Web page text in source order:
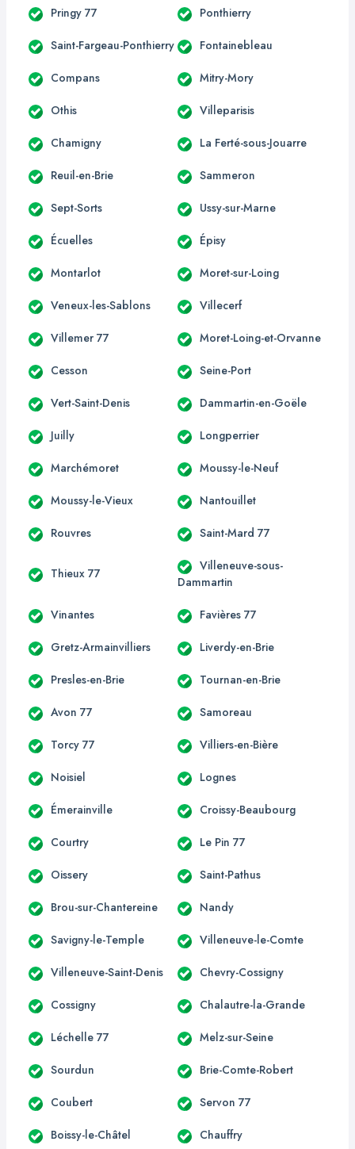
Pringy 77 Ponthierry
Saint-Fargeau-Ponthierry Fontainebleau
Compans Mitry-Mory
Othis Villeparisis
Chamigny La Ferté-sous-Jouarre
Reuil-en-Brie Sammeron
Sept-Sorts Ussy-sur-Marne
Écuelles Épisy
Montarlot Moret-sur-Loing
Veneux-les-Sablons Villecerf
Villemer 77 Moret-Loing-et-Orvanne
Cesson Seine-Port
Vert-Saint-Denis Dammartin-en-Goële
Juilly Longperrier
Marchémoret Moussy-le-Neuf
Moussy-le-Vieux Nantouillet
Rouvres Saint-Mard 77
Thieux 77
Villeneuve-sous-
Dammartin
Vinantes Favières 77
Gretz-Armainvilliers Liverdy-en-Brie
Presles-en-Brie Tournan-en-Brie
Avon 77 Samoreau
Torcy 77 Villiers-en-Bière
Noisiel Lognes
Émerainville Croissy-Beaubourg
Courtry Le Pin 77
Oissery Saint-Pathus
Brou-sur-Chantereine Nandy
Savigny-le-Temple Villeneuve-le-Comte
Villeneuve-Saint-Denis Chevry-Cossigny
Cossigny Chalautre-la-Grande
Léchelle 77 Melz-sur-Seine
Sourdun Brie-Comte-Robert
Coubert Servon 77
Boissy-le-Châtel Chauffry